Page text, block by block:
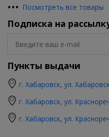
••• Посмотреть все товары
Подписка на
Пункты выдачи
г. Хабаровск, ул.
г. Хабаровск, ул.
г. Хабаровск, ул.